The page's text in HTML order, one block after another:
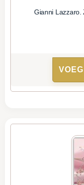
Gianni Lazzaro.